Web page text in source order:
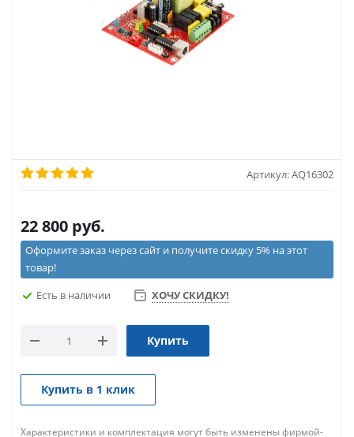
Артикул:AQ16302
22 800 руб.
Оформите заказ через сайт и получите скидку 5% на этот
товар!
Есть в наличии ХОЧУ СКИДКУ!
Купить
Купить в 1 клик
Характеристики и комплектация могут быть изменены фирмой-